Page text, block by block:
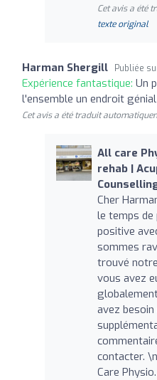
Cet avis a été
texte original
Harman Shergill Publiée
Expérience fantastique: Un
l'ensemble un endroit génial
Cet avis a été traduit
All care
rehab |
Cher
le temps
positive
sommes
trouvé
vous avez
avez
contacter.
Care Physio.